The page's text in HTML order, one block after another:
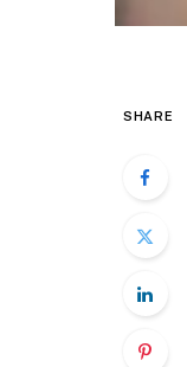
SHARE